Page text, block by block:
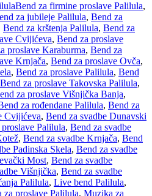
Bend za firmine proslave Palilula,
za jubileje Palilula, Bend za
Bend za krštenja Palilula, Bend za
Cvijićeva, Bend za proslave
proslave Karaburma, Bend za
Krnjača, Bend za proslave Ovča,
, Bend za proslave Palilula, Bend
Bend za proslave Takovska Palilula,
za proslave Višnjička Banja,
za rođendane Palilula, Bend za
Cvijićeva, Bend za svadbe Dunavski
Palilula, Bend za svadbe
, Bend za svadbe Krnjača, Bend
Padinska Skela, Bend za svadbe
Most, Bend za svadbe
Višnjička, Bend za svadbe
Palilula, Live bend Palilula,
za proslave Palilula, Muzika za